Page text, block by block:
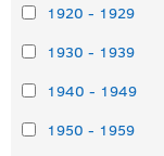
1920 - 1929
1930 - 1939
1940 - 1949
1950 - 1959